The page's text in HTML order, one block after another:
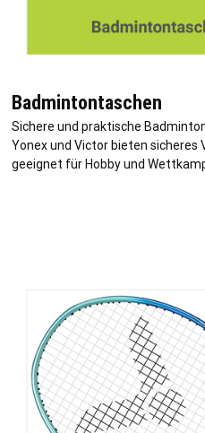
Badmintontaschen
Sichere und praktische
Yonex und Victor bieten sicheres
geeignet für Hobby und